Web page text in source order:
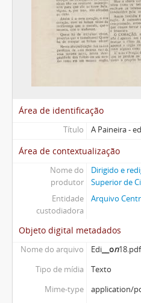
Área de identificação
Título A Paineira -
Área de contextualização
Nome do
produtor
Dirigido e
Superior de
Entidade
custodiadora
Arquivo
Objeto digital metadados
Nome do arquivo Edi__on18.pdf
Tipo de mídia
Texto
Mime-type
application/